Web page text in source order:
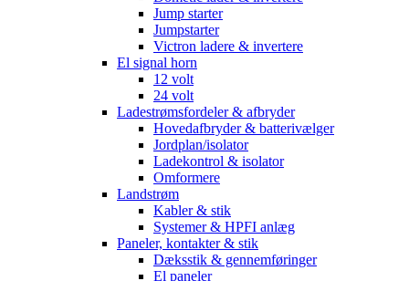
Jump starter
Jumpstarter
Victron ladere & invertere
El signal horn
12 volt
24 volt
Ladestrømsfordeler & afbryder
Hovedafbryder & batterivælger
Jordplan/isolator
Ladekontrol & isolator
Omformere
Landstrøm
Kabler & stik
Systemer & HPFI anlæg
Paneler, kontakter & stik
Dæksstik & gennemføringer
El paneler